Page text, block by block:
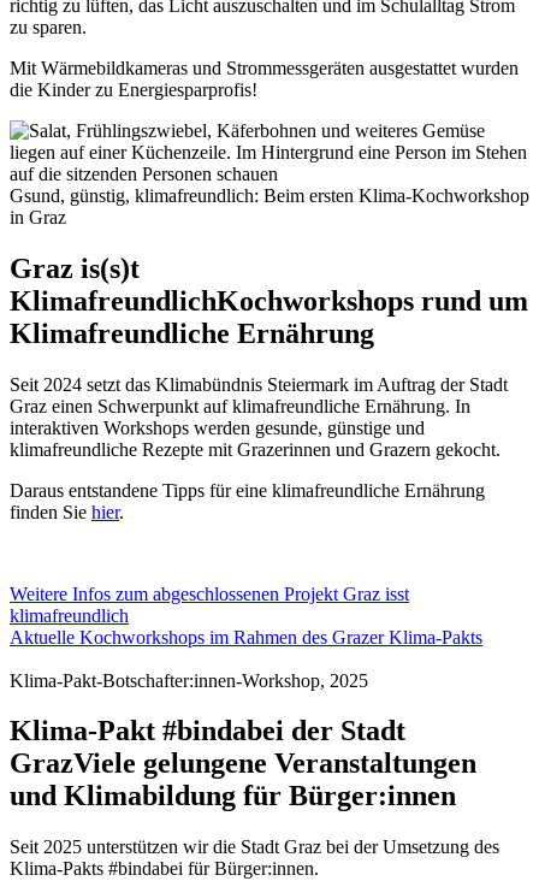
richtig zu lüften, das Licht auszuschalten und im Schulalltag Strom
zu sparen.
Mit Wärmebildkameras und Strommessgeräten ausgestattet wurden
die Kinder zu Energiesparprofis!
Gsund, günstig, klimafreundlich: Beim ersten Klima-Kochworkshop
in Graz
Graz is(s)t
KlimafreundlichKochworkshops rund um
Klimafreundliche Ernährung
Seit 2024 setzt das Klimabündnis Steiermark im Auftrag der Stadt
Graz einen Schwerpunkt auf klimafreundliche Ernährung. In
interaktiven Workshops werden gesunde, günstige und
klimafreundliche Rezepte mit Grazerinnen und Grazern gekocht.
Daraus entstandene Tipps für eine klimafreundliche Ernährung
finden Sie hier.
Weitere Infos zum abgeschlossenen Projekt Graz isst
klimafreundlich
Aktuelle Kochworkshops im Rahmen des Grazer Klima-Pakts
Klima-Pakt-Botschafter:innen-Workshop, 2025
Klima-Pakt #bindabei der Stadt
GrazViele gelungene Veranstaltungen
und Klimabildung für Bürger:innen
Seit 2025 unterstützen wir die Stadt Graz bei der Umsetzung des
Klima-Pakts #bindabei für Bürger:innen.